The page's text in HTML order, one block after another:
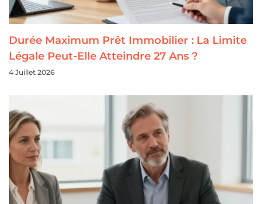
Durée Maximum Prêt Immobilier : La Limite
Légale Peut-Elle Atteindre 27 Ans ?
4 Juillet 2026